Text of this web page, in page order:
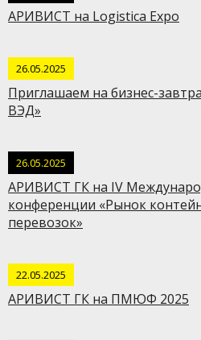
АРИВИСТ на Logistica Expo
26.05.2025
Приглашаем на бизнес-
ВЭД»
26.05.2025
АРИВИСТ ГК на IV
конференции «Рынок
перевозок»
22.05.2025
АРИВИСТ ГК на ПМЮФ 2025